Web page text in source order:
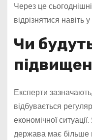
Через це
відрізнятися навіть
Чи
Експерти
відбувається
економічної
держава має більше